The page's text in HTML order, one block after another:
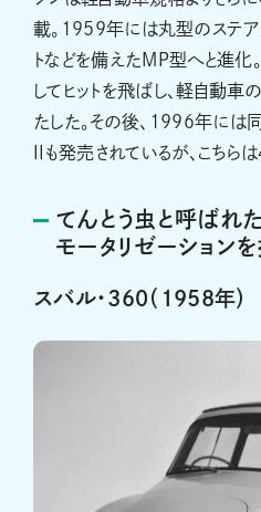
載。1959年には丸型のステア
トなどを備えたMP型へと進化
してヒットを飛ばし、軽自動
たした。その後、1996年には
IIも発売されているが、こちら
てんとう虫と呼ばれ
モータリゼーション
スバル・360（1958年）